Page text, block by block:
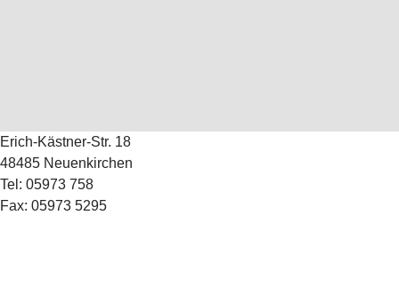
Erich-Kästner-Str. 18
48485 Neuenkirchen
Tel: 05973 758
Fax: 05973 5295